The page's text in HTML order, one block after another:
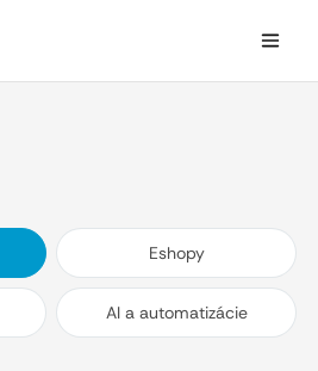
Eshopy
AI a automatizácie